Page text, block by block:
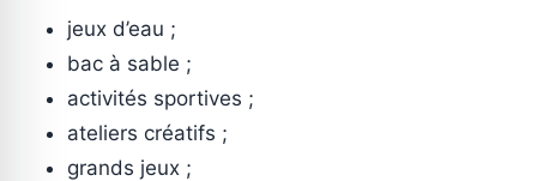
jeux d’eau ;
bac à sable ;
activités sportives ;
ateliers créatifs ;
grands jeux ;